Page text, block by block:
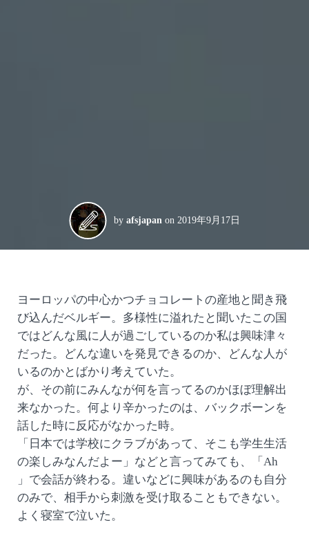
by afsjapan on 2019年9月17日
ヨーロッパの中心かつチョコレートの産地と聞き飛
び込んだベルギー。多様性に溢れたと聞いたこの国
ではどんな風に人が過ごしているのか私は興味津々
だった。どんな違いを発見できるのか、どんな人が
いるのかとばかり考えていた。
が、その前にみんなが何を言ってるのかほぼ理解出
来なかった。何より辛かったのは、バックボーンを
話した時に反応がなかった時。
「日本では学校にクラブがあって、そこも学生生活
の楽しみなんだよー」などと言ってみても、「Ah
」で会話が終わる。違いなどに興味があるのも自分
のみで、相手から刺激を受け取ることもできない。
よく寝室で泣いた。